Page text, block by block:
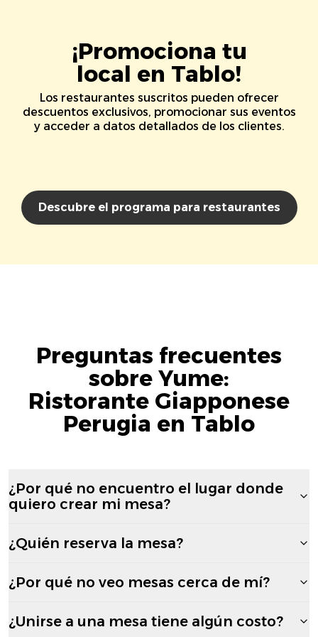
¡Promociona tu
local en Tablo!
Los restaurantes suscritos pueden ofrecer
descuentos exclusivos, promocionar sus eventos
y acceder a datos detallados de los clientes.
Descubre el programa para restaurantes
Preguntas frecuentes
sobre Yume:
Ristorante Giapponese
Perugia en Tablo
¿Por qué no encuentro el lugar donde
quiero crear mi mesa?
¿Quién reserva la mesa?
¿Por qué no veo mesas cerca de mí?
¿Unirse a una mesa tiene algún costo?